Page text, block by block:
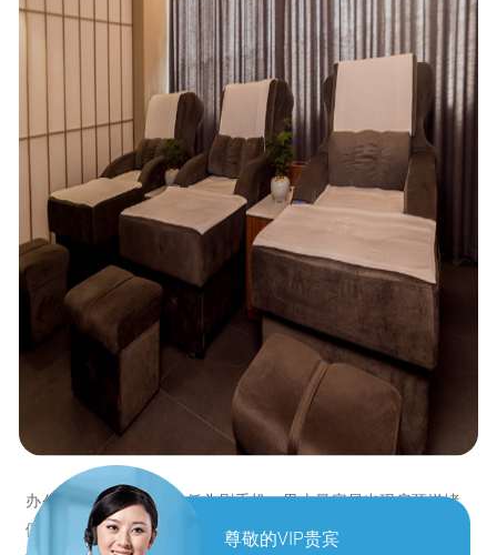
尊敬的VIP贵宾
办公久坐、长期开车、低头刷手机，男士最容易出现肩颈淤堵
僵硬，表现为脖子发硬、肩膀沉重、抬头酸胀、后脑发闷，严